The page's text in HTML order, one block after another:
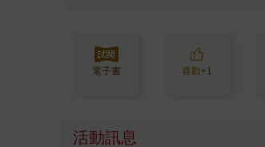
電子書 喜歡+1
活動訊息